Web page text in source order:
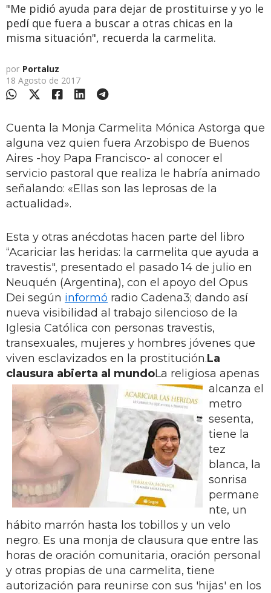
"Me pidió ayuda para dejar de prostituirse y yo le
pedí que fuera a buscar a otras chicas en la
misma situación", recuerda la carmelita.
por Portaluz
18 Agosto de 2017
Cuenta la Monja Carmelita Mónica Astorga que
alguna vez quien fuera Arzobispo de Buenos
Aires -hoy Papa Francisco- al conocer el
servicio pastoral que realiza le habría animado
señalando: «Ellas son las leprosas de la
actualidad».
Esta y otras anécdotas hacen parte del libro
“Acariciar las heridas: la carmelita que ayuda a
travestis", presentado el pasado 14 de julio en
Neuquén (Argentina), con el apoyo del Opus
Dei según informó radio Cadena3; dando así
nueva visibilidad al trabajo silencioso de la
Iglesia Católica con personas travestis,
transexuales, mujeres y hombres jóvenes que
viven esclavizados en la prostitución.La
clausura abierta al mundoLa religiosa apenas
alcanza el
metro
sesenta,
tiene la
tez
blanca, la
sonrisa
permane
nte, un
hábito marrón hasta los tobillos y un velo
negro. Es una monja de clausura que entre las
horas de oración comunitaria, oración personal
y otras propias de una carmelita, tiene
autorización para reunirse con sus 'hijas' en los